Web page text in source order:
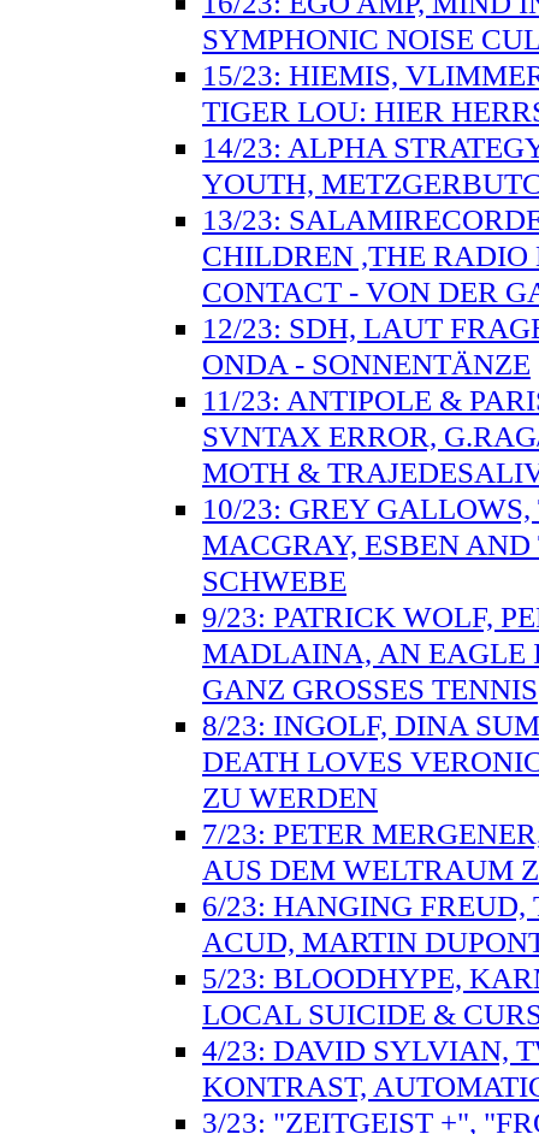
SYMPHONIC NOISE
15/23: HIEMIS,
TIGER LOU: HIER
14/23: ALPHA
YOUTH,
13/23:
CHILDREN ,THE
CONTACT - VON DER
12/23: SDH, LAUT
ONDA - SONNENTÄNZE
11/23: ANTIPOLE &
SVNTAX ERROR,
MOTH &
10/23: GREY
MACGRAY, ESBEN
SCHWEBE
9/23: PATRICK WOLF,
MADLAINA, AN EAGLE
GANZ GROSSES TENNIS
8/23: INGOLF, DINA
DEATH LOVES
ZU WERDEN
7/23: PETER
AUS DEM WELTRAUM
6/23: HANGING FREUD,
ACUD, MARTIN
5/23: BLOODHYPE,
LOCAL SUICIDE &
4/23: DAVID SYLVIAN,
KONTRAST,
3/23: "ZEITGEIST +",